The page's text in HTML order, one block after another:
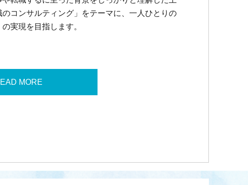
のコンサルティング」をテーマに、一人ひとりの
の実現を目指します。
MORE